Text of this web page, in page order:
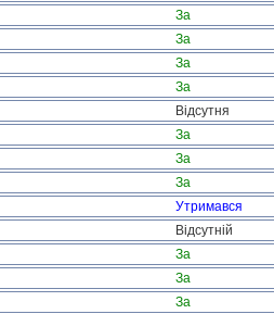
За
За
За
За
Відсутня
За
За
За
Утримався
Відсутній
За
За
За